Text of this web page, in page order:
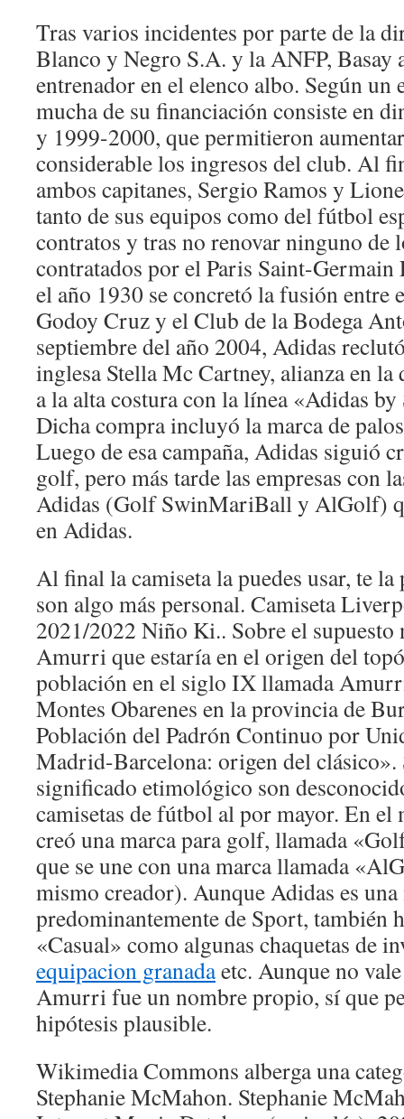
Tras varios incidentes por parte de la
Blanco y Negro S.A. y la ANFP, Basay
entrenador en el elenco albo. Según
mucha de su financiación consiste en
y 1999-2000, que permitieron
considerable los ingresos del club. Al
ambos capitanes, Sergio Ramos y
tanto de sus equipos como del fútbol
contratos y tras no renovar ninguno de
contratados por el Paris Saint-
el año 1930 se concretó la fusión entre
Godoy Cruz y el Club de la Bodega
septiembre del año 2004, Adidas
inglesa Stella Mc Cartney, alianza en la
a la alta costura con la línea «Adidas
Dicha compra incluyó la marca de
Luego de esa campaña, Adidas siguió
golf, pero más tarde las empresas con
Adidas (Golf SwinMariBall y AlGolf)
en Adidas.
Al final la camiseta la puedes usar, te la
son algo más personal. Camiseta
2021/2022 Niño Ki.. Sobre el supuesto
Amurri que estaría en el origen del
población en el siglo IX llamada
Montes Obarenes en la provincia de
Población del Padrón Continuo por
Madrid-Barcelona: origen del clásico».
significado etimológico son
camisetas de fútbol al por mayor. En el
creó una marca para golf, llamada
que se une con una marca llamada
mismo creador). Aunque Adidas es una
predominantemente de Sport, también
«Casual» como algunas chaquetas de
equipacion granadaetc. Aunque no
Amurri fue un nombre propio, sí que
hipótesis plausible.
Wikimedia Commons alberga una
Stephanie McMahon. Stephanie